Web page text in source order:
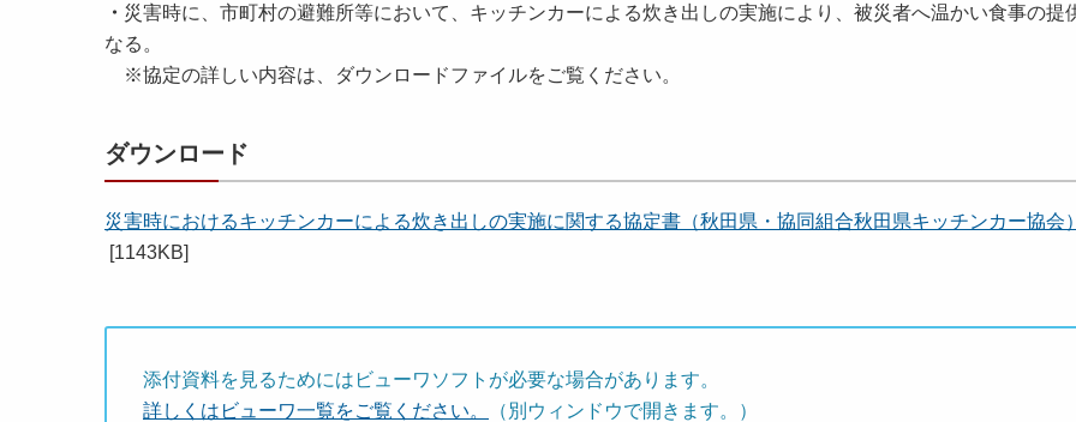
・ 災害時に、市町村の避難所等において、キッチンカーによる炊き出しの実施により、被災者へ温かい食事の提
なる。
※協定の詳しい内容は、ダウンロードファイルをご覧ください。
ダウンロード
災害時におけるキッチンカーによる炊き出しの実施に関する協定書（秋田県・ 協同組合秋田県キッチンカー協会
[1143KB]
添付資料を見るためにはビューワソフトが必要な場合があります。
詳しくはビューワ一覧をご覧ください。
（別ウィンドウで開きます。）